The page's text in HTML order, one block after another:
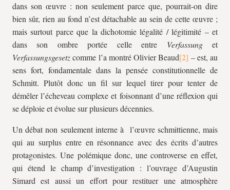
dans son œuvre : non seulement parce que, pourrait-on dire
bien sûr, rien au fond n’est détachable au sein de cette œuvre ;
mais surtout parce que la dichotomie légalité / légitimité – et
dans son ombre portée celle entre Verfassunget
Verfassungsgesetzcomme l’a montré Olivier Beaud
– est, au
sens fort, fondamentale dans la pensée constitutionnelle de
Schmitt. Plutôt donc un fil sur lequel tirer pour tenter de
démêler l’écheveau complexe et foisonnant d’une réflexion qui
se déploie et évolue sur plusieurs décennies.
Un débat non seulement interne à l’œuvre schmittienne, mais
qui au surplus entre en résonnance avec des écrits d’autres
protagonistes. Une polémique donc, une controverse en effet,
qui étend le champ d’investigation : l’ouvrage d’Augustin
Simard est aussi un effort pour restituer une atmosphère